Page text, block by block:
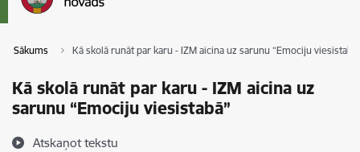
Sākums Kā skolā runāt par karu - IZM aicina uz sarunu “Emociju
Kā skolā runāt par karu - IZM aicina uz
sarunu “Emociju viesistabā”
Atskaņot tekstu